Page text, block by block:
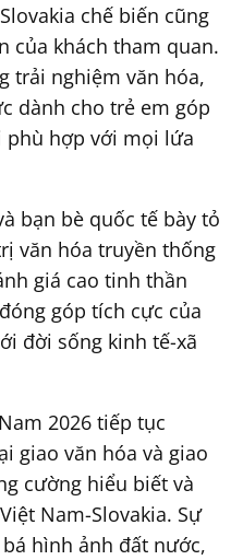
chế biến cũng
của khách tham quan.
trải nghiệm văn hóa,
dành cho trẻ em góp
phù hợp với mọi lứa
bạn bè quốc tế bày tỏ
văn hóa truyền thống
giá cao tinh thần
góp tích cực của
đời sống kinh tế-xã
2026 tiếp tục
giao văn hóa và giao
cường hiểu biết và
Nam-Slovakia. Sự
hình ảnh đất nước,